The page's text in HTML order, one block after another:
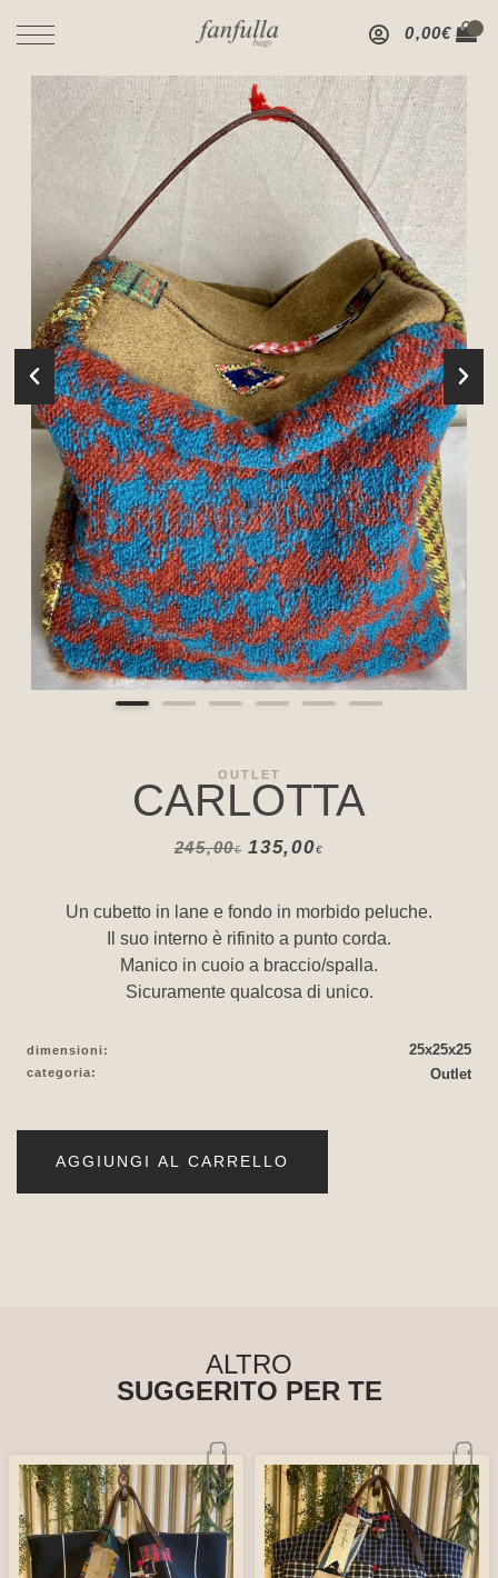
0,00€
OUTLET
CARLOTTA
245,00€ 135,00€
Un cubetto in lane e fondo in morbido peluche.
Il suo interno è rifinito a punto corda.
Manico in cuoio a braccio/spalla.
Sicuramente qualcosa di unico.
dimensioni: 25x25x25
categoria: Outlet
AGGIUNGI AL CARRELLO
ALTRO
SUGGERITO PER TE